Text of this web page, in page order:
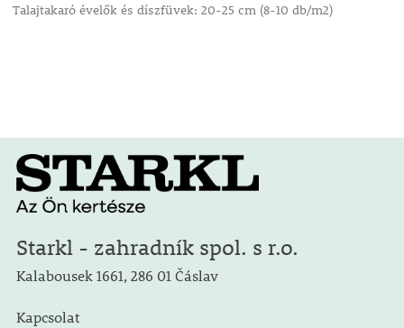
Talajtakaró évelők és díszfüvek: 20-25 cm (8-10 db/m2)
Starkl - zahradník spol. s r.o.
Kalabousek 1661, 286 01 Čáslav
Kapcsolat